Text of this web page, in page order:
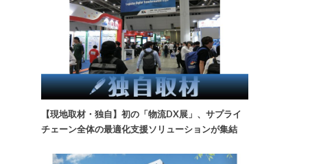
【現地取材・独自】初の「物流DX展」、サプライ
チェーン全体の最適化支援ソリューションが集結